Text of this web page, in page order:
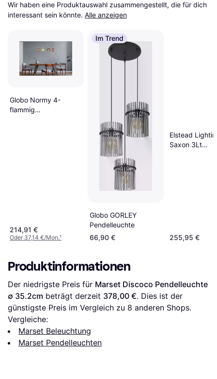
Wir haben eine Produktauswahl zusammengestellt, die für dich
interessant sein könnte. Alle anzeigen
Globo Normy 4-
flammig
214,91 €
Oder 37,14 €/Mon.¹
Im Trend
Globo GORLEY
Pendelleuchte
66,90 €
Elstead
Saxon 3Lt
255,95 €
Produktinformationen
Der niedrigste Preis für Marset Discoco Pendelleuchte
∅ 35.2cm beträgt derzeit 378,00 €. Dies ist der
günstigste Preis im Vergleich zu 8 anderen Shops.
Vergleiche:
Marset Beleuchtung
Marset Pendelleuchten